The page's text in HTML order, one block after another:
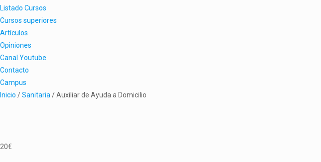
Listado Cursos
Cursos superiores
Artículos
Opiniones
Canal Youtube
Contacto
Campus
Inicio /Sanitaria / Auxiliar de Ayuda a Domicilio
20€